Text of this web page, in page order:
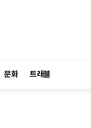
문화 트래블